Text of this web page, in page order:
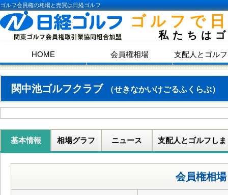
ゴルフ会員権の相場と売買は日経ゴルフ
ゴルフで
私たちは
HOME 会員権相場 支配人とゴル
関中池ゴルフクラブ （せきなかいけごるふくらぶ）
基本情報 相場グラフ ニュース 支配人とゴルフしま
会員権相場